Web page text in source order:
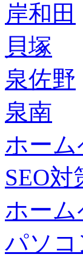
岸和田
貝塚
泉佐野
泉南
ホー
SEO対
ホー
パソコ